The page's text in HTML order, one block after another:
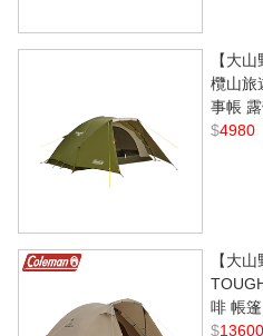
【大
欖山旅
事帳
$4980
【大
啡 帳
$13600